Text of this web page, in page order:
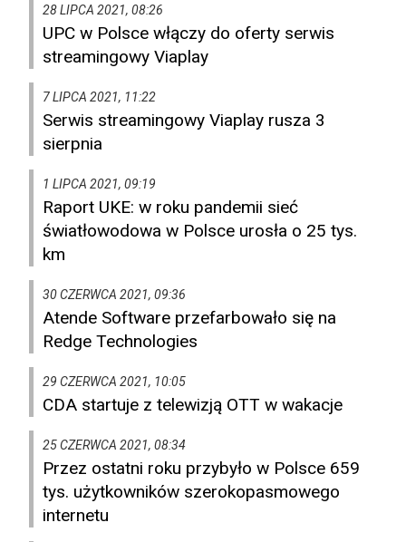
28 LIPCA 2021, 08:26
UPC w Polsce włączy do oferty serwis
streamingowy Viaplay
7 LIPCA 2021, 11:22
Serwis streamingowy Viaplay rusza 3
sierpnia
1 LIPCA 2021, 09:19
Raport UKE: w roku pandemii sieć
światłowodowa w Polsce urosła o 25 tys.
km
30 CZERWCA 2021, 09:36
Atende Software przefarbowało się na
Redge Technologies
29 CZERWCA 2021, 10:05
CDA startuje z telewizją OTT w wakacje
25 CZERWCA 2021, 08:34
Przez ostatni roku przybyło w Polsce 659
tys. użytkowników szerokopasmowego
internetu